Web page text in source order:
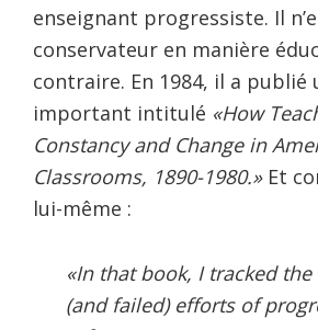
enseignant progressiste. Il
conservateur en manière
contraire. En 1984, il a publié
important intitulé «How
Constancy and Change in
Classrooms, 1890-1980.»Et
lui-même :
«In that book, I tracked
(and failed) efforts of